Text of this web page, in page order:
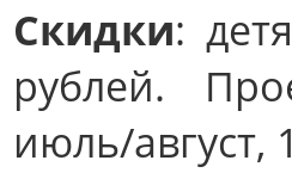
Скидки:
рублей.
июль/август,